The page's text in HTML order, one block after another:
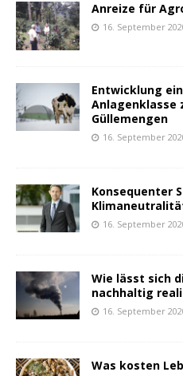
Anreize für
16. September
Entwicklung
Anlagenklasse
Güllemengen
16. September
Konsequenter
16. September
Wie lässt sich
nachhaltig
16. September
Was kosten